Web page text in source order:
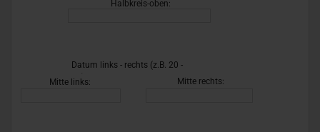
Datum links - rechts (z.B. 20 -
26)
Halbkreis-oben:
Mitte links: Mitte rechts: